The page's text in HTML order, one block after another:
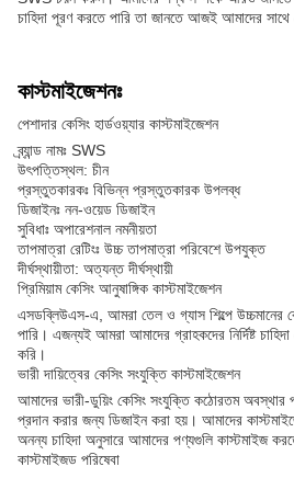
চাহিদা পূরণ করতে পারি তা জানতে আজই আমাদের
কাস্টমাইজেশনঃ
পেশাদার কেসিং হার্ডওয়্যার কাস্টমাইজেশন
ব্র্যান্ড নামঃ SWS
উৎপত্তিস্থল: চীন
প্রস্তুতকারকঃ বিভিন্ন প্রস্তুতকারক উপলব্ধ
ডিজাইনঃ নন-ওয়েড ডিজাইন
সুবিধাঃ অপারেশনাল নমনীয়তা
তাপমাত্রা রেটিংঃ উচ্চ তাপমাত্রা পরিবেশে উপযুক্ত
দীর্ঘস্থায়ীতা: অত্যন্ত দীর্ঘস্থায়ী
প্রিমিয়াম কেসিং আনুষাঙ্গিক কাস্টমাইজেশন
এসডব্লিউএস-এ, আমরা তেল ও গ্যাস শিল্পে উচ্চমানের
পারি। এজন্যই আমরা আমাদের গ্রাহকদের নির্দিষ্ট
করি।
ভারী দায়িত্বের কেসিং সংযুক্তি কাস্টমাইজেশন
আমাদের ভারী-ডুয়িং কেসিং সংযুক্তি কঠোরতম অবস্থার
প্রদান করার জন্য ডিজাইন করা হয়। আমাদের
অনন্য চাহিদা অনুসারে আমাদের পণ্যগুলি কাস্টমাইজ
কাস্টমাইজড পরিষেবা